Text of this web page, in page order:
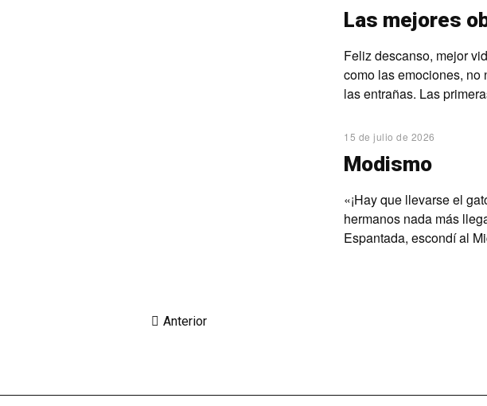
Las mejores
Feliz descanso, mejor
como las emociones, no
las entrañas. Las
15 de julio de 2026
Modismo
«¡Hay que llevarse el
hermanos nada más
Espantada, escondí al
Anterior